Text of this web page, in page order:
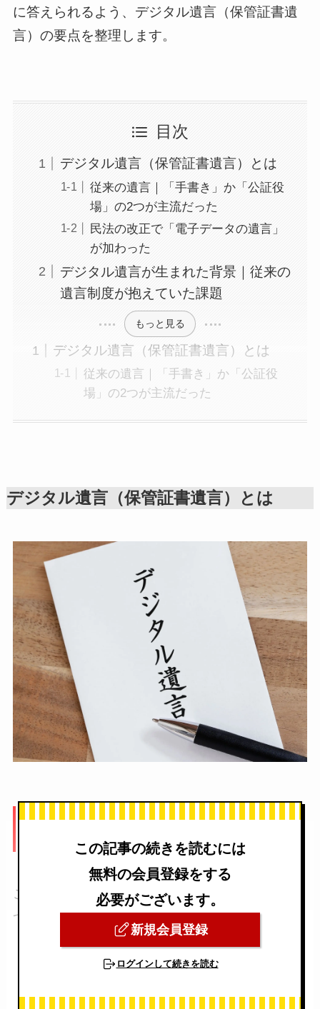
に答えられるよう、デジタル遺言（保管証書遺
言）の要点を整理します。
目次
デジタル遺言（保管証書遺言）とは
従来の遺言｜「手書き」か「公証役
場」の2つが主流だった
民法の改正で「電子データの遺言」
が加わった
デジタル遺言が生まれた背景｜従来の
遺言制度が抱えていた課題
もっと見る
デジタル遺言（保管証書遺言）とは
従来の遺言｜「手書き」か「公証役
場」の2つが主流だった
デジタル遺言（保管証書遺言）とは
従来の遺言｜「手書き」か「公証役場」
の2つが主流だった
これまで、一般的に使われてきた遺言は大きく2
つでした。
この記事の続きを読むには
無料の会員登録をする
必要がございます。
新規会員登録
ログインして続きを読む